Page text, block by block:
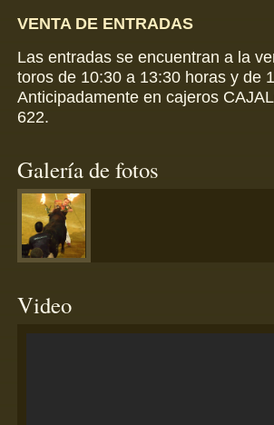
VENTA DE ENTRADAS
Las entradas se encuentran a la
toros de 10:30 a 13:30 horas y de
Anticipadamente en cajeros
622.
Galería de fotos
Video